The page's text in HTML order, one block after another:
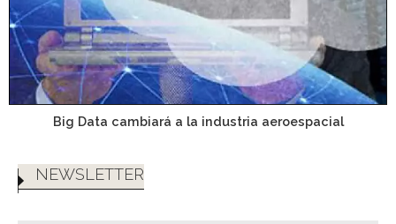
Big Data cambiará a la industria aeroespacial
NEWSLETTER